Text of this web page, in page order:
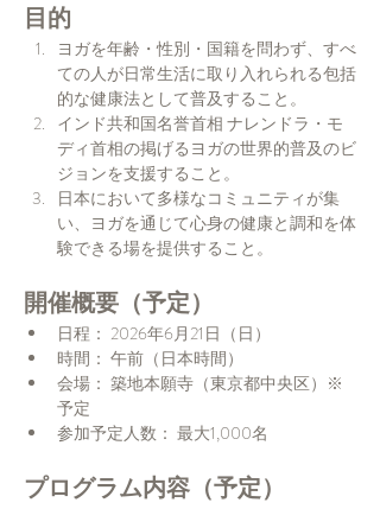
目的
ヨガを年齢・性別・国籍を問わず、すべ
ての人が日常生活に取り入れられる包括
的な健康法として普及すること。
インド共和国名誉首相 ナレンドラ・モ
ディ首相の掲げるヨガの世界的普及のビ
ジョンを支援すること。
日本において多様なコミュニティが集
い、ヨガを通じて心身の健康と調和を体
験できる場を提供すること。
開催概要（予定）
日程： 2026年6月21日（日）
時間： 午前（日本時間）
会場： 築地本願寺（東京都中央区）※
予定
参加予定人数： 最大1,000名
プログラム内容（予定）